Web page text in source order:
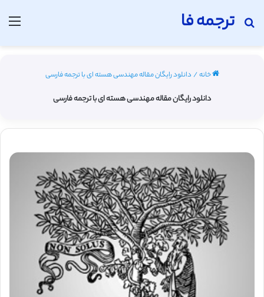
ترجمه فا
جستجو برای
خانه/ دانلود رایگان مقاله مهندسی هسته ای با ترجمه فارسی
دانلود رایگان مقاله مهندسی هسته ای با ترجمه فارسی